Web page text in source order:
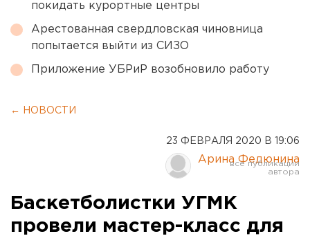
покидать курортные центры
Арестованная свердловская чиновница
попытается выйти из СИЗО
Приложение УБРиР возобновило работу
← НОВОСТИ
23 ФЕВРАЛЯ 2020 В 19:06
Арина Федюнина
Баскетболистки УГМК
провели мастер-класс для